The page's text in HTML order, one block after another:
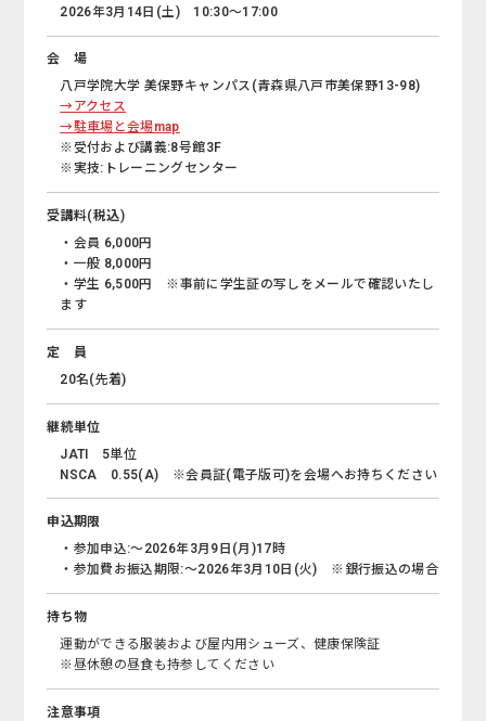
2026年3月14日(土) 10:30～17:00
会 場
八戸学院大学 美保野キャンパス(青森県八戸市美保野13-98)
→アクセス
→駐車場と会場map
※受付および講義:8号館3F
※実技:トレーニングセンター
受講料(税込)
・会員 6,000円
・一般 8,000円
・学生 6,500円 ※事前に学生証の写しをメールで確認いたし
ます
定 員
20名(先着)
継続単位
JATI 5単位
NSCA 0.55(A) ※会員証(電子版可)を会場へお持ちください
申込期限
・参加申込:～2026年3月9日(月)17時
・参加費お振込期限:～2026年3月10日(火) ※銀行振込の場合
持ち物
運動ができる服装および屋内用シューズ、健康保険証
※昼休憩の昼食も持参してください
注意事項